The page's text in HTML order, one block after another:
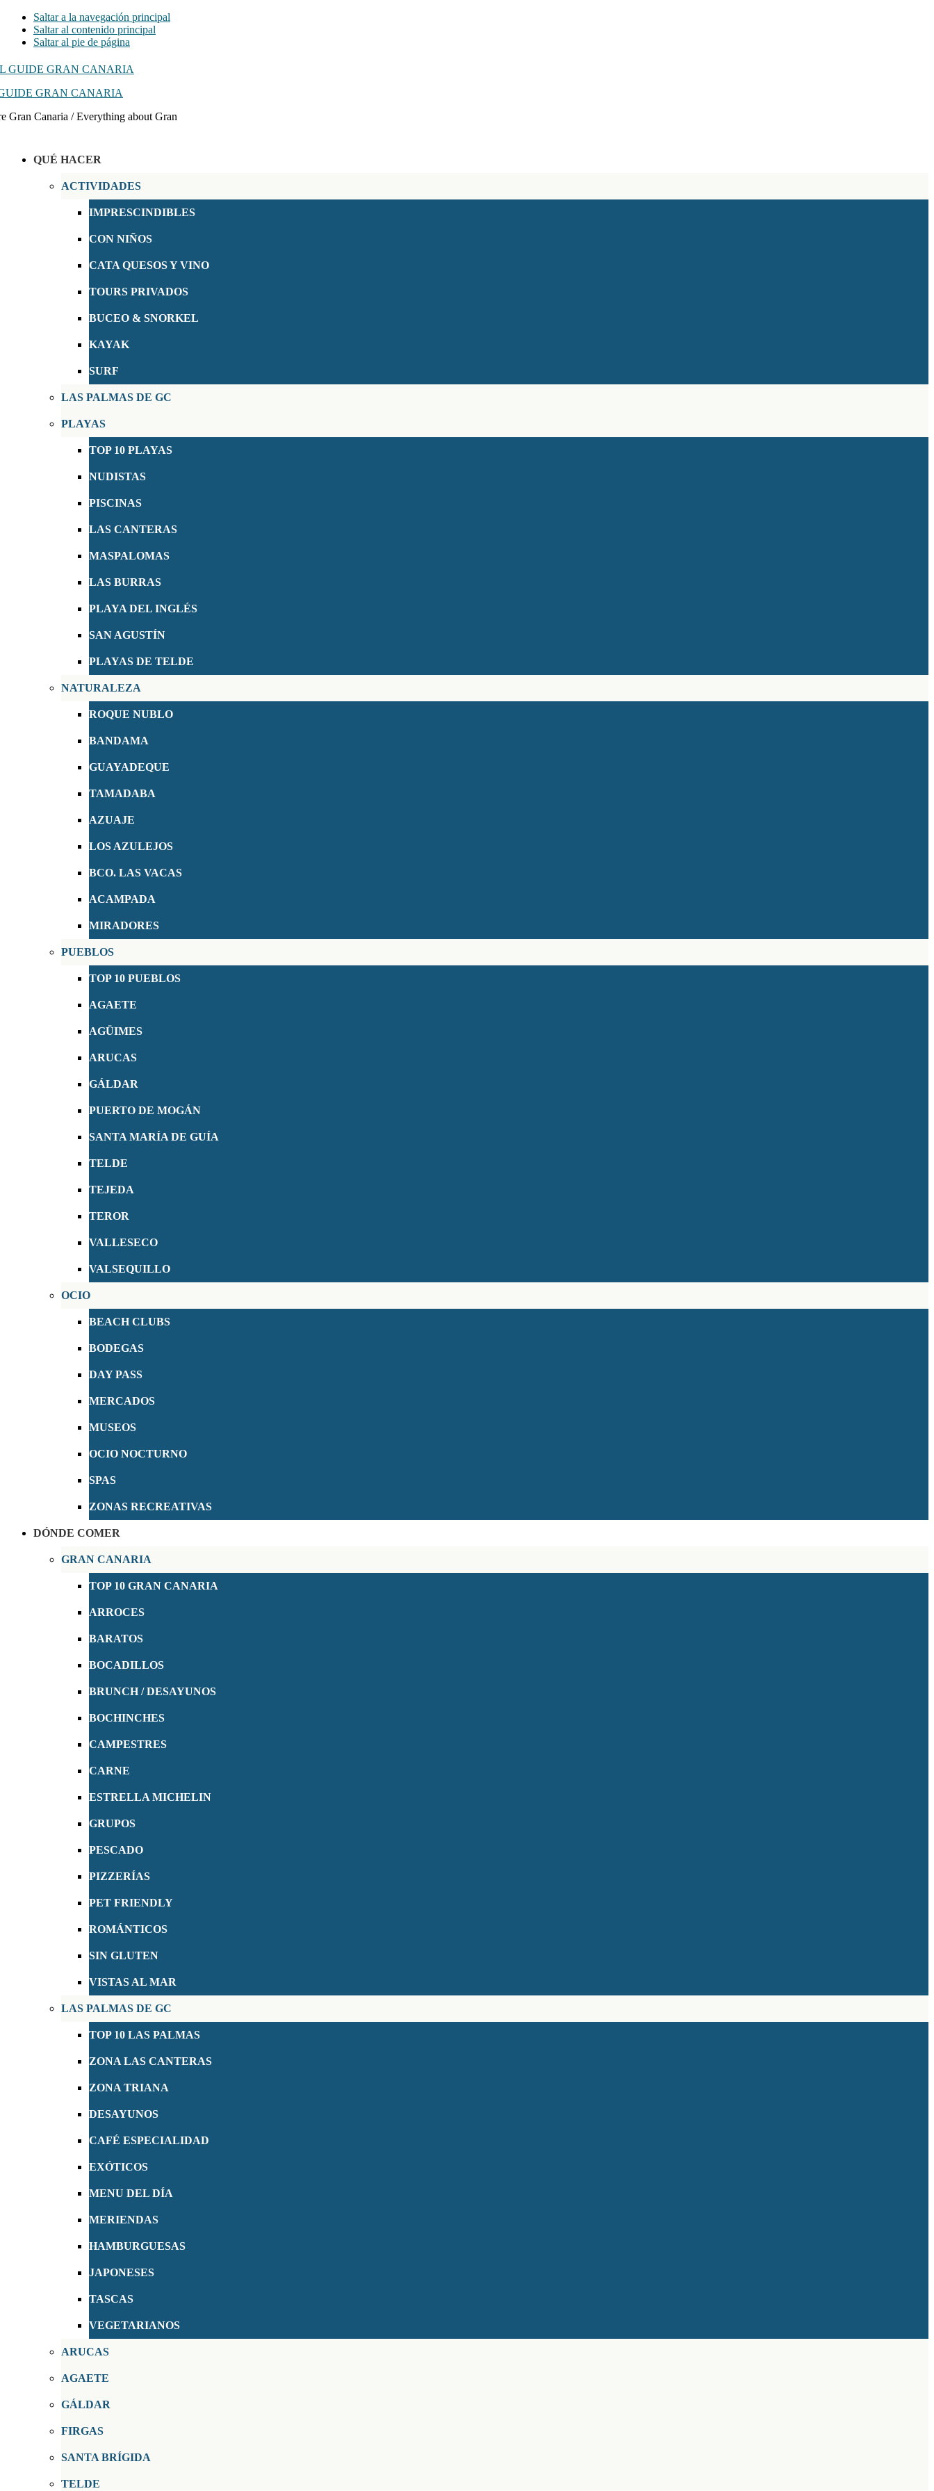
Saltar a la navegación principal
Saltar al contenido principal
Saltar al pie de página
GRAN CANARIA
Gran Canaria / Everything about Gran
QUÉ HACER
ACTIVIDADES
IMPRESCINDIBLES
CON NIÑOS
CATA QUESOS Y VINO
TOURS PRIVADOS
BUCEO & SNORKEL
KAYAK
SURF
LAS PALMAS DE GC
PLAYAS
TOP 10 PLAYAS
NUDISTAS
PISCINAS
LAS CANTERAS
MASPALOMAS
LAS BURRAS
PLAYA DEL INGLÉS
SAN AGUSTÍN
PLAYAS DE TELDE
NATURALEZA
ROQUE NUBLO
BANDAMA
GUAYADEQUE
TAMADABA
AZUAJE
LOS AZULEJOS
BCO. LAS VACAS
ACAMPADA
MIRADORES
PUEBLOS
TOP 10 PUEBLOS
AGAETE
AGÜIMES
ARUCAS
GÁLDAR
PUERTO DE MOGÁN
SANTA MARÍA DE GUÍA
TELDE
TEJEDA
TEROR
VALLESECO
VALSEQUILLO
OCIO
BEACH CLUBS
BODEGAS
DAY PASS
MERCADOS
MUSEOS
OCIO NOCTURNO
SPAS
ZONAS RECREATIVAS
DÓNDE COMER
GRAN CANARIA
TOP 10 GRAN CANARIA
ARROCES
BARATOS
BOCADILLOS
BRUNCH / DESAYUNOS
BOCHINCHES
CAMPESTRES
CARNE
ESTRELLA MICHELIN
GRUPOS
PESCADO
PIZZERÍAS
PET FRIENDLY
ROMÁNTICOS
SIN GLUTEN
VISTAS AL MAR
LAS PALMAS DE GC
TOP 10 LAS PALMAS
ZONA LAS CANTERAS
ZONA TRIANA
DESAYUNOS
CAFÉ ESPECIALIDAD
EXÓTICOS
MENU DEL DÍA
MERIENDAS
HAMBURGUESAS
JAPONESES
TASCAS
VEGETARIANOS
ARUCAS
AGAETE
GÁLDAR
FIRGAS
SANTA BRÍGIDA
TELDE